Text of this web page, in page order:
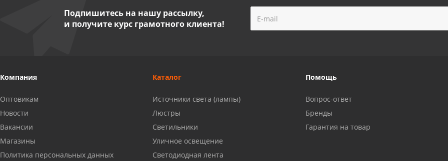
Миасс, ул. Романенко, 95
8 927 009 54 63
Саратов, ул. Танкистов, 37 (БЦ
Подпишитесь на нашу рассылку,
и получите курс грамотного клиента!
Компания
Оптовикам
Новости
Вакансии
Магазины
Политика персональных данных
Каталог
Источники света (лампы)
Люстры
Светильники
Уличное освещение
Светодиодная лента
Помощь
Вопрос-ответ
Бренды
Гарантия на товар